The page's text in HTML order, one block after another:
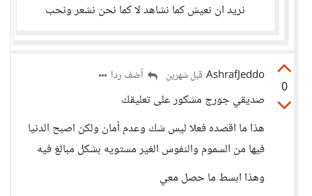
نريد ان نعيش كما نشاهد لا كما نحن نشعر ونحب
0
AshrafJeddo قبل شهرين أضف ردا
صديقي جورج مشكور على تعليقك
هذا ما اقصده فعلا ليس شك وعدم أمان ولكن اصبح الدنيا
فيها من السموم والنفوس الغير مستويه بشكل مبالغ فيه
وهذا ابسط ما حصل معي